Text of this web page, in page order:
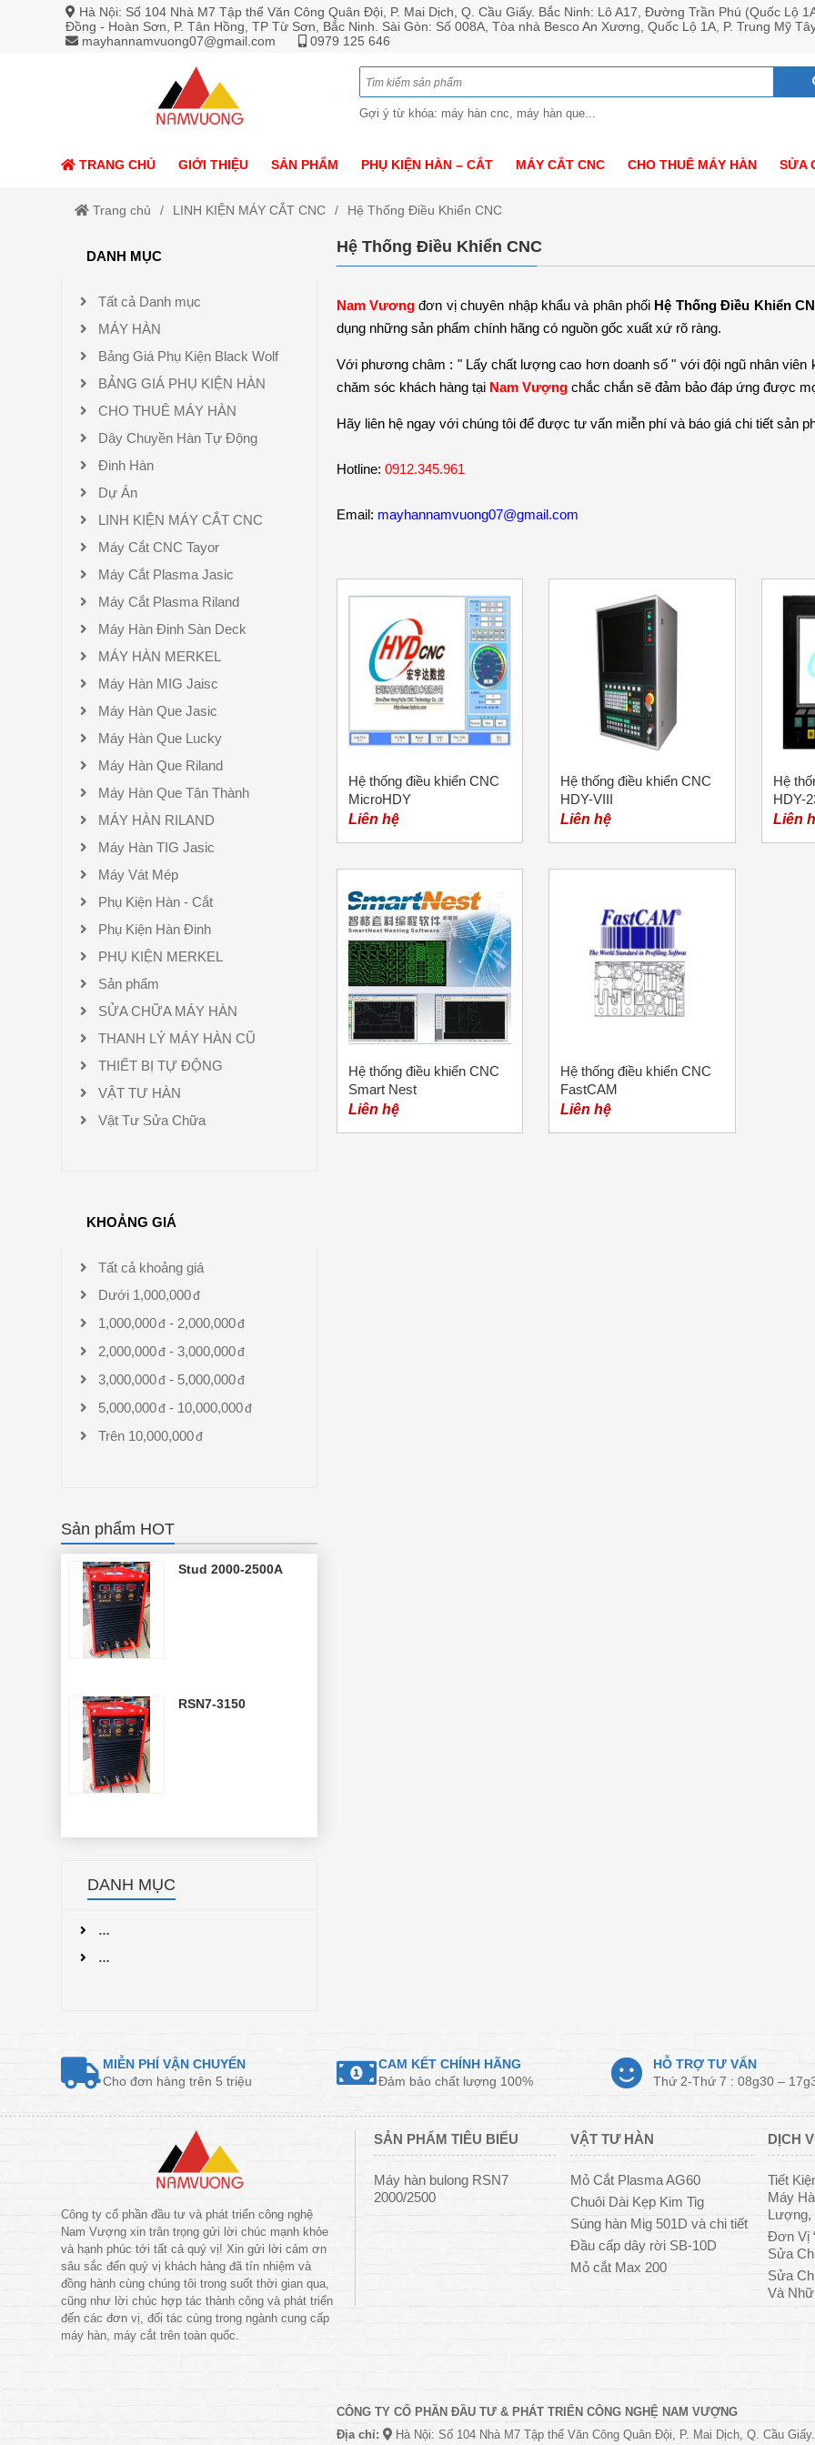
Hà Nội: Số 104 Nhà M7 Tập thể Văn Công Quân Đội, P. Mai Dịch, Q. Cầu Giấy. Bắc Ninh: Lô A17, Đường Trần Phú (Quốc Lộ
Đồng - Hoàn Sơn, P. Tân Hồng, TP Từ Sơn, Bắc Ninh. Sài Gòn: Số 008A, Tòa nhà Besco An Xương, Quốc Lộ 1A, P. Trung Mỹ
mayhannamvuong07@gmail.com
0979 125 646
Gợi ý từ khóa: máy hàn cnc, máy hàn que...
TRANG CHỦ GIỚI THIỆU SẢN PHẨM PHỤ KIỆN HÀN – CẮT MÁY CẮT CNC CHO THUÊ MÁY HÀN SỬA
Trang chủ LINH KIỆN MÁY CẮT CNC Hệ Thống Điều Khiển CNC
Hệ Thống Điều Khiển CNC
Nam Vương đơn vị chuyên nhập khẩu và phân phối Hệ Thống Điều Khiển
dụng những sản phẩm chính hãng có nguồn gốc xuất xứ rõ ràng.
Với phương châm : " Lấy chất lượng cao hơn doanh số " với đội ngũ nhân
chăm sóc khách hàng tại Nam Vượngchắc chắn sẽ đảm bảo đáp ứng được
Hãy liên hệ ngay với chúng tôi để được tư vấn miễn phí và báo giá chi tiết sản
Hotline: 0912.345.961
Email: mayhannamvuong07@gmail.com
Hệ thống điều khiển CNC
MicroHDY
Liên hệ
Hệ thống điều khiển CNC
HDY-VIII
Liên hệ
Hệ
HDY-
Liên
Hệ thống điều khiển CNC
Smart Nest
Liên hệ
Hệ thống điều khiển CNC
FastCAM
Liên hệ
DANH MỤC
Tất cả Danh mục
MÁY HÀN
Bảng Giá Phụ Kiện Black Wolf
BẢNG GIÁ PHỤ KIỆN HÀN
CHO THUÊ MÁY HÀN
Dây Chuyền Hàn Tự Động
Đinh Hàn
Dự Án
LINH KIỆN MÁY CẮT CNC
Máy Cắt CNC Tayor
Máy Cắt Plasma Jasic
Máy Cắt Plasma Riland
Máy Hàn Đinh Sàn Deck
MÁY HÀN MERKEL
Máy Hàn MIG Jaisc
Máy Hàn Que Jasic
Máy Hàn Que Lucky
Máy Hàn Que Riland
Máy Hàn Que Tân Thành
MÁY HÀN RILAND
Máy Hàn TIG Jasic
Máy Vát Mép
Phụ Kiện Hàn - Cắt
Phụ Kiện Hàn Đinh
PHỤ KIỆN MERKEL
Sản phẩm
SỬA CHỮA MÁY HÀN
THANH LÝ MÁY HÀN CŨ
THIẾT BỊ TỰ ĐỘNG
VẬT TƯ HÀN
Vật Tư Sửa Chữa
KHOẢNG GIÁ
Tất cả khoảng giá
Dưới 1,000,000
1,000,000
- 2,000,000
2,000,000
-3,000,000
3,000,000
- 5,000,000
5,000,000
- 10,000,000
Trên 10,000,000
Sản phẩm HOT
Stud 2000-2500A
RSN7-3150
DANH MỤC
…
…
MIỄN PHÍ VẬN CHUYỂN
Cho đơn hàng trên 5 triệu
CAM KẾT CHÍNH HÃNG
Đảm bảo chất lượng 100%
HỖ TRỢ TƯ VẤN
Thứ 2-Thứ 7 : 08g30 –
Công ty cổ phần đầu tư và phát triển công nghệ
Nam Vượng xin trân trọng gửi lời chúc mạnh khỏe
và hạnh phúc tới tất cả quý vị! Xin gửi lời cảm ơn
sâu sắc đến quý vị khách hàng đã tín nhiệm và
đồng hành cùng chúng tôi trong suốt thời gian qua,
cũng như lời chúc hợp tác thành công và phát triển
đến các đơn vị, đối tác cùng trong ngành cung cấp
máy hàn, máy cắt trên toàn quốc.
SẢN PHẨM TIÊU BIỂU
Máy hàn bulong RSN7
2000/2500
VẬT TƯ HÀN
Mỏ Cắt Plasma AG60
Chuôi Dài Kẹp Kim Tig
Súng hàn Mig 501D và chi tiết
Đầu cấp dây rời SB-10D
Mỏ cắt Max 200
DỊCH
Tiết
Máy
Lượng,
Đơn Vị
Sửa
Sửa
Và
CÔNG TY CỔ PHẦN ĐẦU TƯ & PHÁT TRIỂN CÔNG NGHỆ NAM VƯỢNG
Địa chỉ:
Hà Nội: Số 104 Nhà M7 Tập thể Văn Công Quân Đội, P. Mai Dịch, Q. Cầu Giấy.